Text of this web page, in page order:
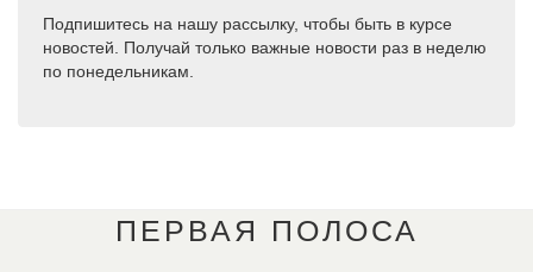
Подпишитесь на нашу рассылку, чтобы быть в курсе
новостей. Получай только важные новости раз в неделю
по понедельникам.
ПЕРВАЯ ПОЛОСА